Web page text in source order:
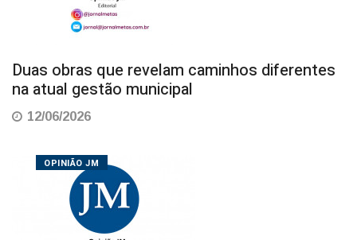
Duas obras que revelam caminhos diferentes
na atual gestão municipal
12/06/2026
OPINIÃO JM